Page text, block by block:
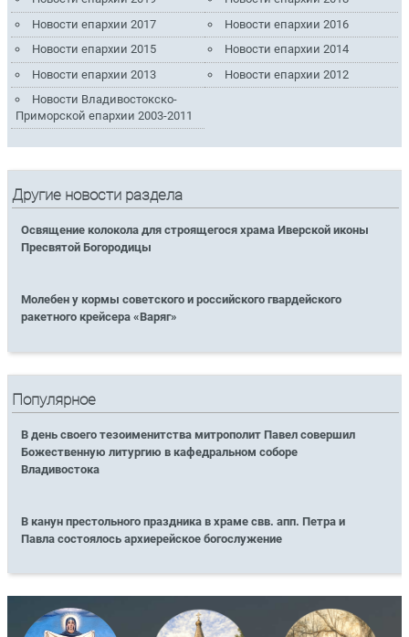
Новости епархии 2017
Новости епархии 2016
Новости епархии 2015
Новости епархии 2014
Новости епархии 2013
Новости епархии 2012
Новости Владивостокско-
Приморской епархии 2003-2011
Другие новости раздела
Освящение колокола для строящегося храма Иверской иконы
Пресвятой Богородицы
Молебен у кормы советского и российского гвардейского
ракетного крейсера «Варяг»
Популярное
В день своего тезоименитства митрополит Павел совершил
Божественную литургию в кафедральном соборе
Владивостока
В канун престольного праздника в храме свв. апп. Петра и
Павла состоялось архиерейское богослужение